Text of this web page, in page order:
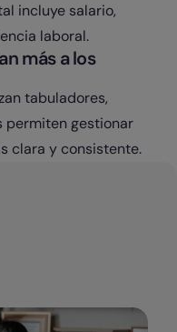
incluye salario,
laboral.
más a los
tabuladores,
permiten gestionar
clara y consistente.